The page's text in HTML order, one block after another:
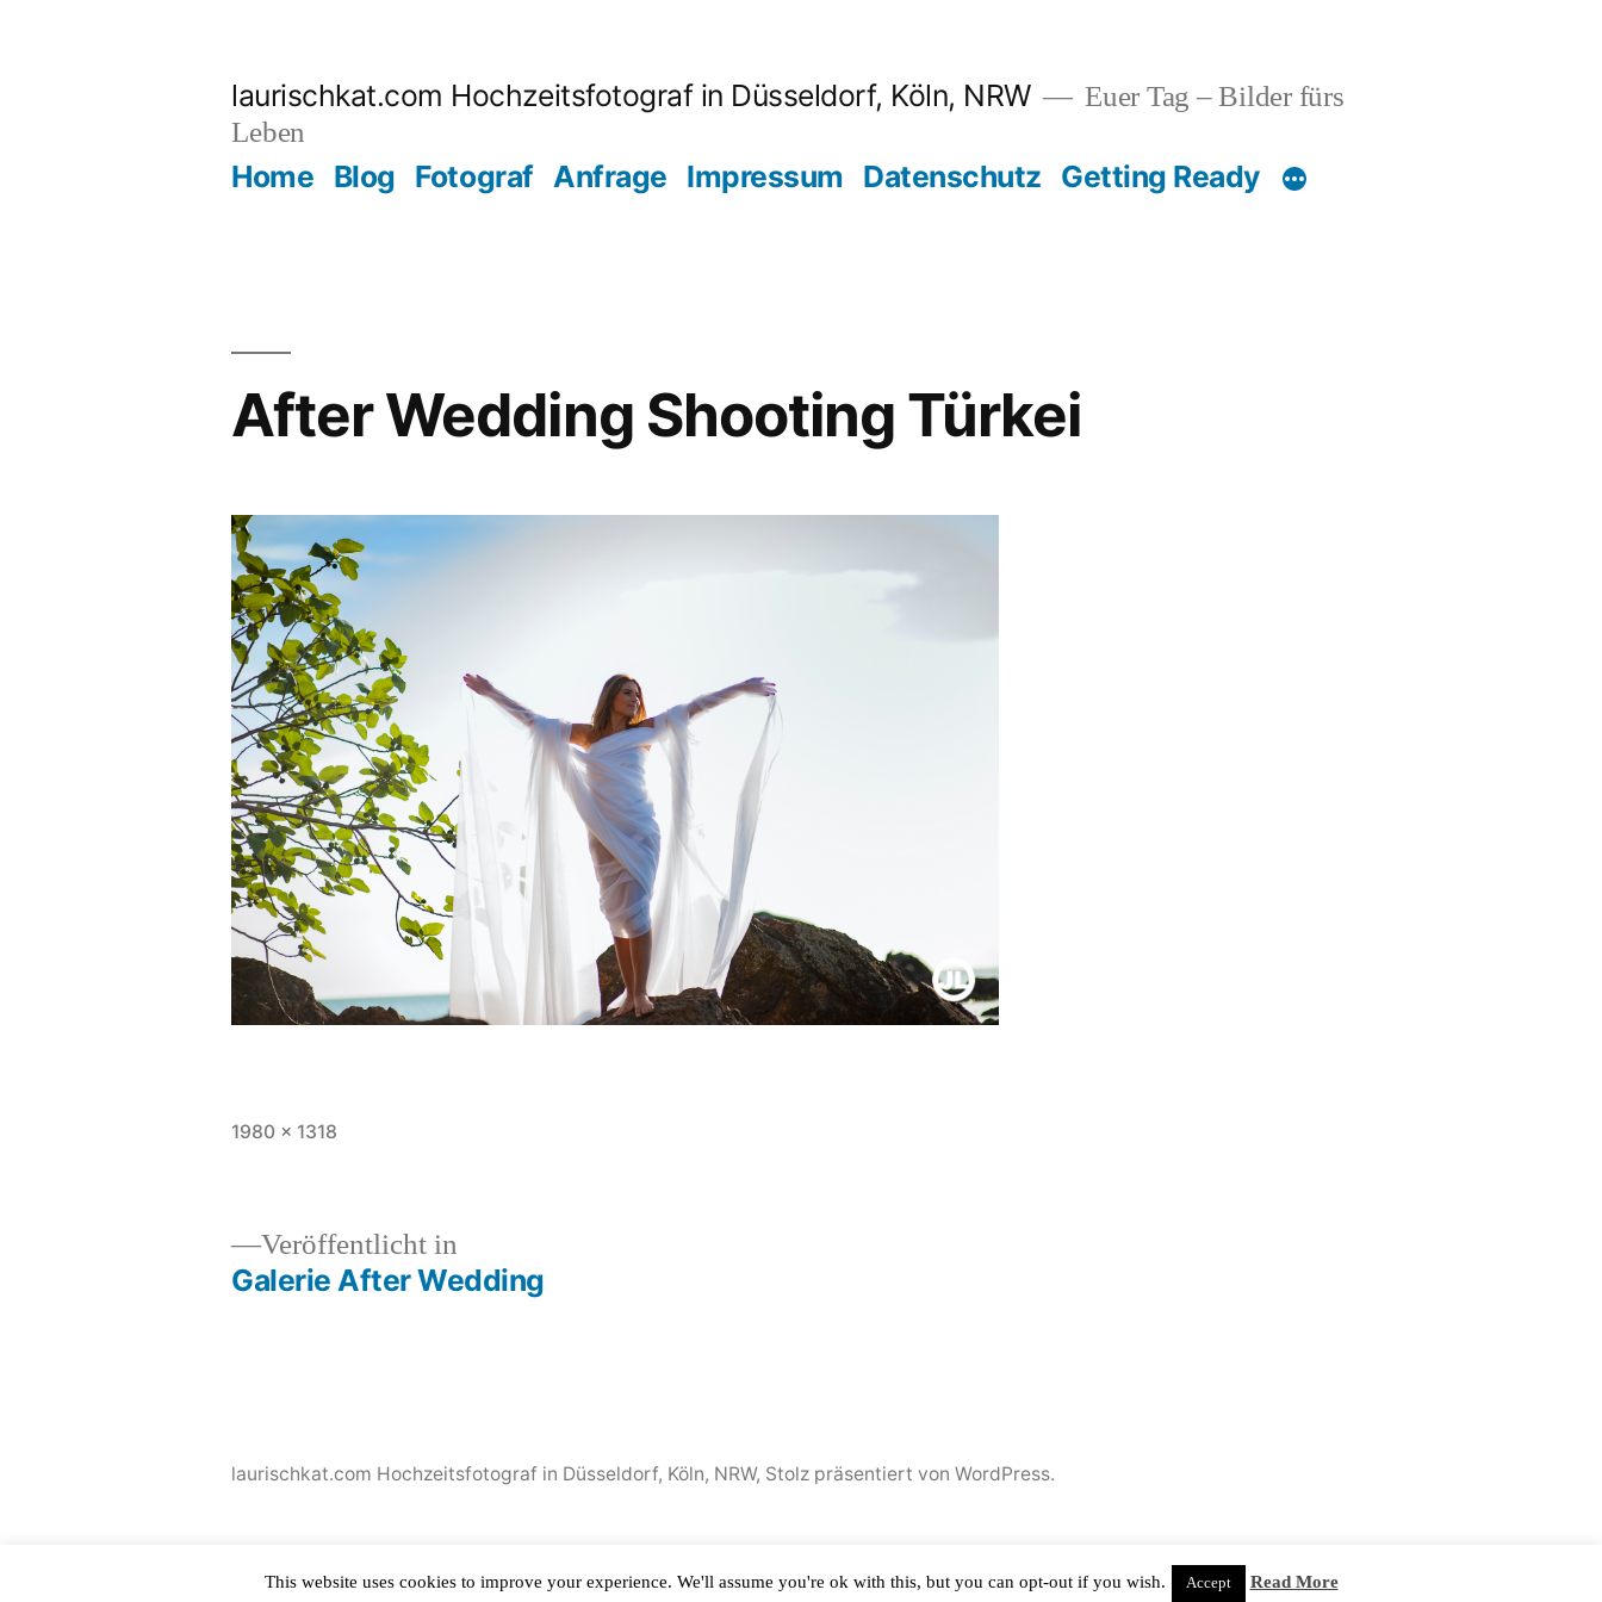
laurischkat.com Hochzeitsfotograf in Düsseldorf, Köln, NRW
Euer Tag – Bilder fürs
Leben
Home Blog Fotograf Anfrage Impressum Datenschutz Getting Ready
After Wedding Shooting Türkei
Originalgröße
1980 × 1318
Beitragsnavigation
Veröffentlicht in
Galerie After Wedding
laurischkat.com Hochzeitsfotograf in Düsseldorf, Köln, NRW, Stolz präsentiert von WordPress.
This website uses cookies to improve your experience. We'll assume you're ok with this, but you can opt-out if you wish. Accept Read More
WP-CopyRightPro